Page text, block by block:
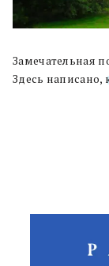
Замечательная
Здесь написано,